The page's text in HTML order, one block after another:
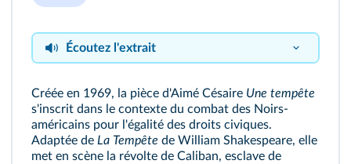
Écoutez l'extrait
Extrait
Créée en 1969, la pièce d'Aimé Césaire Une tempête
s'inscrit dans le contexte du combat des Noirs-
américains pour l'égalité des droits civiques.
Adaptée de La Tempête de William Shakespeare, elle
met en scène la révolte de Caliban, esclave de